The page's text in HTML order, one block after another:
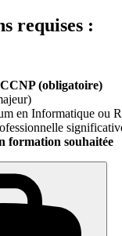
requises :
(obligatoire)
en Informatique ou
formation souhaitée